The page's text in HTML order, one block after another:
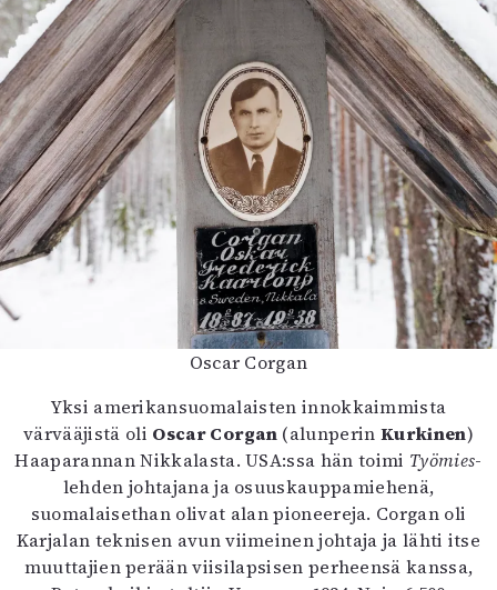
Oscar Corgan
Yksi amerikansuomalaisten innokkaimmista
värvääjistä oli Oscar Corgan (alunperin Kurkinen)
Haaparannan Nikkalasta. USA:ssa hän toimi Työmies-
lehden johtajana ja osuuskauppamiehenä,
suomalaisethan olivat alan pioneereja. Corgan oli
Karjalan teknisen avun viimeinen johtaja ja lähti itse
muuttajien perään viisilapsisen perheensä kanssa,